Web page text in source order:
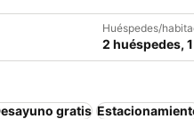
Huéspedes/
2 huéspedes,
gratis